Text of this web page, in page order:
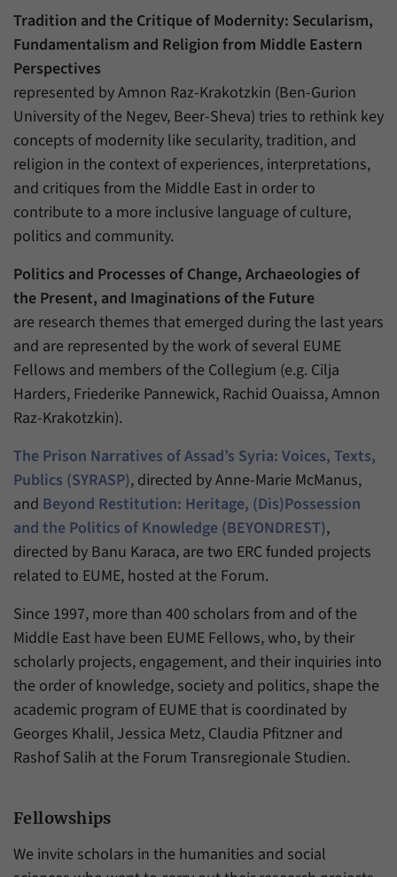
Tradition and the Critique of Modernity: Secularism,
Fundamentalism and Religion from Middle Eastern
Perspectives
represented by Amnon Raz-Krakotzkin (Ben-Gurion
University of the Negev, Beer-Sheva) tries to rethink key
concepts of modernity like secularity, tradition, and
religion in the context of experiences, interpretations,
and critiques from the Middle East in order to
contribute to a more inclusive language of culture,
politics and community.
Politics and Processes of Change, Archaeologies of
the Present, and Imaginations of the Future
are research themes that emerged during the last years
and are represented by the work of several EUME
Fellows and members of the Collegium (e.g. Cilja
Harders, Friederike Pannewick, Rachid Ouaissa, Amnon
Raz-Krakotzkin).
The Prison Narratives of Assad’s Syria: Voices, Texts,
Publics (SYRASP), directed by Anne-Marie McManus,
and Beyond Restitution: Heritage, (Dis)Possession
and the Politics of Knowledge (BEYONDREST),
directed by Banu Karaca, are two ERC funded projects
related to EUME, hosted at the Forum.
Since 1997, more than 400 scholars from and of the
Middle East have been EUME Fellows, who, by their
scholarly projects, engagement, and their inquiries into
the order of knowledge, society and politics, shape the
academic program of EUME that is coordinated by
Georges Khalil, Jessica Metz, Claudia Pfitzner and
Rashof Salih at the Forum Transregionale Studien.
Fellowships
We invite scholars in the humanities and social